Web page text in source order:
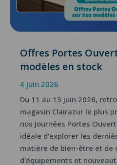
Offres Portes
modèles en stock
4 juin 2026
Du 11 au 13 juin 2026,
magasin Clairazur le plus
nos Journées Portes
idéale d'explorer les
matière de bien-être et de
d'équipements et